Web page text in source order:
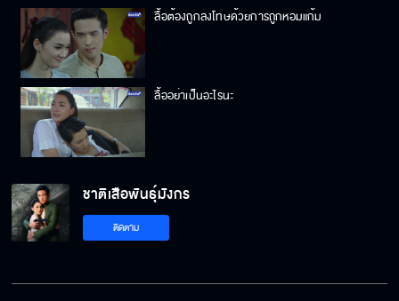
ลื้อต้องถูกลงโทษด้วยการถูกหอมแก้ม
ลื้ออย่าเป็นอะไรนะ
ชาติเสือพันธุ์มังกร
ติดตาม